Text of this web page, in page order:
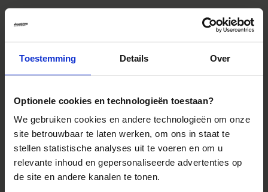
Toestemming Details Over
Optionele cookies en technologieën toestaan?
We gebruiken cookies en andere technologieën om onze
site betrouwbaar te laten werken, om ons in staat te
stellen statistische analyses uit te voeren en om u
relevante inhoud en gepersonaliseerde advertenties op
de site en andere kanalen te tonen.
Inloggen op mijn.Shoestring
Reisthema's
Groepsreizen